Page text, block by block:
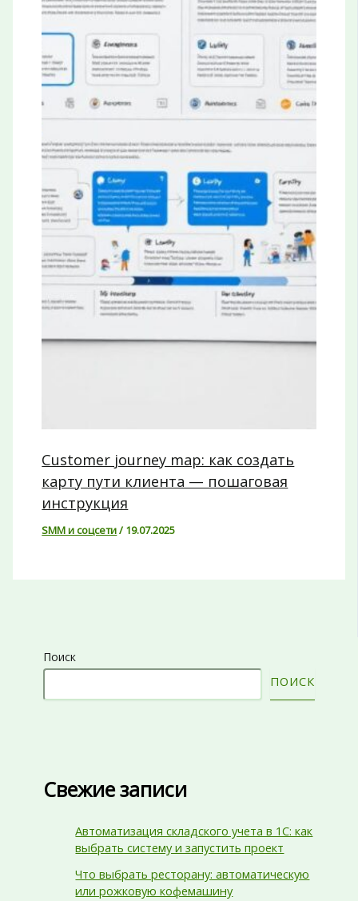
Customer journey map: как создать
карту пути клиента — пошаговая
инструкция
SMM и соцсети/ 19.07.2025
Поиск
ПОИСК
Свежие записи
Автоматизация складского учета в 1С: как
выбрать систему и запустить проект
Что выбрать ресторану: автоматическую
или рожковую кофемашину